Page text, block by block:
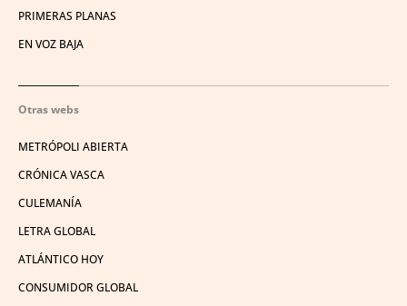
PRIMERAS PLANAS
EN VOZ BAJA
Otras webs
METRÓPOLI ABIERTA
CRÓNICA VASCA
CULEMANÍA
LETRA GLOBAL
ATLÁNTICO HOY
CONSUMIDOR GLOBAL